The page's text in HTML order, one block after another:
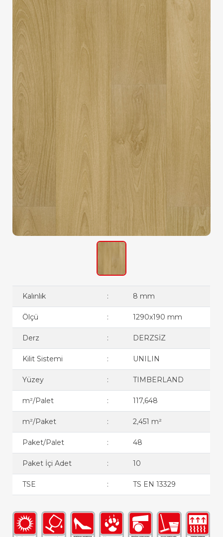
Kalınlık : 8 mm
Ölçü : 1290x190 mm
Derz : DERZSİZ
Kilit Sistemi : UNILIN
Yüzey : TIMBERLAND
m²/Palet : 117,648
m²/Paket : 2,451 m²
Paket/Palet : 48
Paket İçi Adet : 10
TSE : TS EN 13329